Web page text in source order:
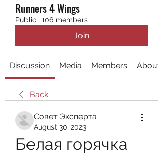
Runners 4 Wings
Public · 106 members
Join
Discussion Media Members About
Back
Совет Эксперта
August 30, 2023
Белая горячка